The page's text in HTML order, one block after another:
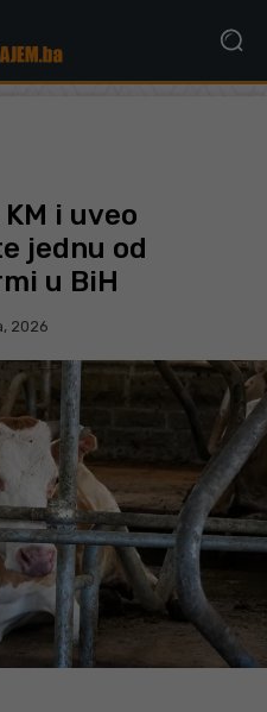
i uveo
jednu od
u BiH
2026